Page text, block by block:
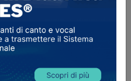
e cambio
una